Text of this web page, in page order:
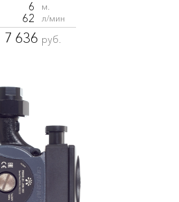
6 м.
62 л/мин
7 636 руб.